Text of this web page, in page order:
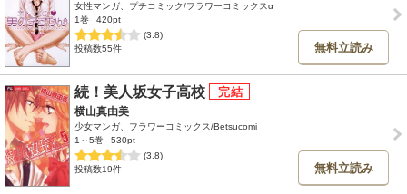
女性マンガ、プチコミック/フラワーコミックスα
1巻
420pt
(3.8)
投稿数55件
無料立読み
続！美人坂女子高校
横山真由美
少女マンガ、フラワーコミックス/Betsucomi
1～5巻
530pt
(3.8)
投稿数19件
無料立読み